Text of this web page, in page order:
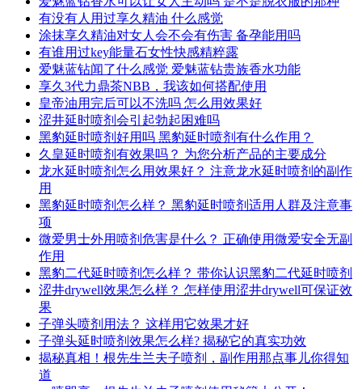
有没有人用过享久精油 什么感觉
涂抹享久精油对女人会不会有伤害 备孕能用吗
有谁用过key能量石女性快感精粹露
爱魅蓝钻闻了什么感觉 爱魅蓝钻贵族香水功能
享久3代力鼎茶NBB，我该如何搭配使用
皇帝油用完后可以不洗吗 怎么用效果好
涩井延时喷剂会引起勃起困难吗
黑豹延时喷剂好用吗 黑豹延时喷剂有什么作用？
久皇延时喷剂有效果吗？ 为您分析产品的主要成分
龙水延时喷剂怎么用效果好？ 注意龙水延时喷剂的副作
用
黑豹延时喷剂怎么样？ 黑豹延时喷剂适用人群及注意事
项
微爱男士外用喷剂危害是什么？ 正确使用微爱安全无副
作用
黑豹二代延时喷剂怎么样？ 带你认识黑豹二代延时喷剂
涩井drywell效果怎么样？ 怎样使用涩井drywell可保证效
果
子弹头喷剂用法？ 这样用它效果才好
子弹头延时喷剂效果怎么样? 揭秘它的真实功效
揭秘真相！根先生兰夫子喷剂，副作用那点事儿你得知
道